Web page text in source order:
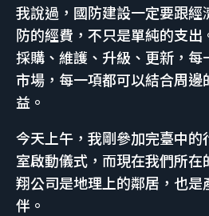
我說過，國防建設一定要跟經
防的經費，不只是單純的支出
採購、維護、升級、更新，每
市場，每一項都可以結合周邊
益。
今天上午，我剛參加完臺中
室啟動儀式，而現在我們所
翔公司是地理上的鄰居，也
伴。